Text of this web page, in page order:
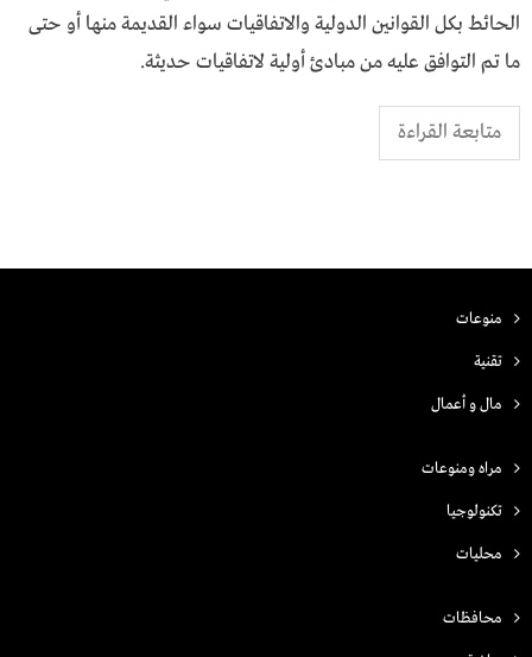
الحائط بكل القوانين الدولية والاتفاقيات سواء القديمة منها أو حتى
ما تم التوافق عليه من مبادئ أولية لاتفاقيات حديثة.
متابعة القراءة
منوعات
تقنية
مال و أعمال
مراه ومنوعات
تكنولوجيا
محليات
محافظات